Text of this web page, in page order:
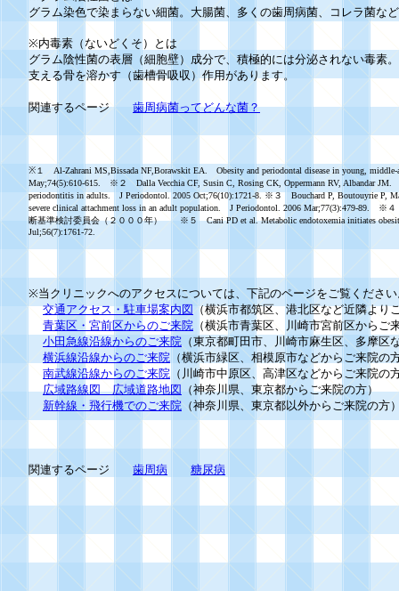
グラム染色で染まらない細菌。大腸菌、多くの歯周病菌、コレラ菌な
※内毒素（ないどくそ）とは
グラム陰性菌の表層（細胞壁）成分で、積極的には分泌されない毒素
支える骨を溶かす（歯槽骨吸収）作用があります。
関連するページ 歯周病菌ってどんな菌？
※１ Al-Zahrani MS,Bissada NF,Borawskit EA. Obesity and periodontal disease in young,
May;74(5):610-615. ※２ Dalla Vecchia CF, Susin C, Rosing CK, Oppermann RV, Albandar JM.
periodontitis in adults. J Periodontol. 2005 Oct;76(10):1721-8. ※３ Bouchard P, Boutouyrie P,
severe clinical attachment loss in an adult population. J Periodontol. 2006 Mar;77(3):479-89.
断基準検討委員会（２０００年） ※５ Cani PD et al. Metabolic endotoxemia initiates obesity
Jul;56(7):1761-72.
※当クリニックへのアクセスについては、下記のページをご覧くださ
交通アクセス・駐車場案内図（横浜市都筑区、港北区など近隣より
青葉区・宮前区からのご来院 （横浜市青葉区、川崎市宮前区からご
小田急線沿線からのご来院 （東京都町田市、川崎市麻生区、多摩区
横浜線沿線からのご来院 （横浜市緑区、相模原市などからご来院の
南武線沿線からのご来院 （川崎市中原区、高津区などからご来院の
広域路線図 広域道路地図
（神奈川県、東京都からご来院の方）
新幹線・飛行機でのご来院 （神奈川県、東京都以外からご来院の方
関連するページ 歯周病 糖尿病